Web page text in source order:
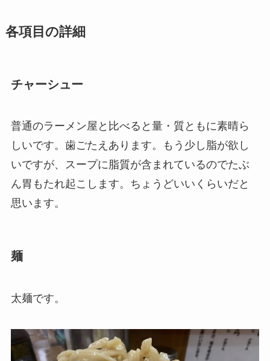
各項目の詳細
チャーシュー
普通のラーメン屋と比べると量・質ともに素晴ら
しいです。歯ごたえあります。もう少し脂が欲し
いですが、スープに脂質が含まれているのでたぶ
ん胃もたれ起こします。ちょうどいいくらいだと
思います。
麺
太麺です。